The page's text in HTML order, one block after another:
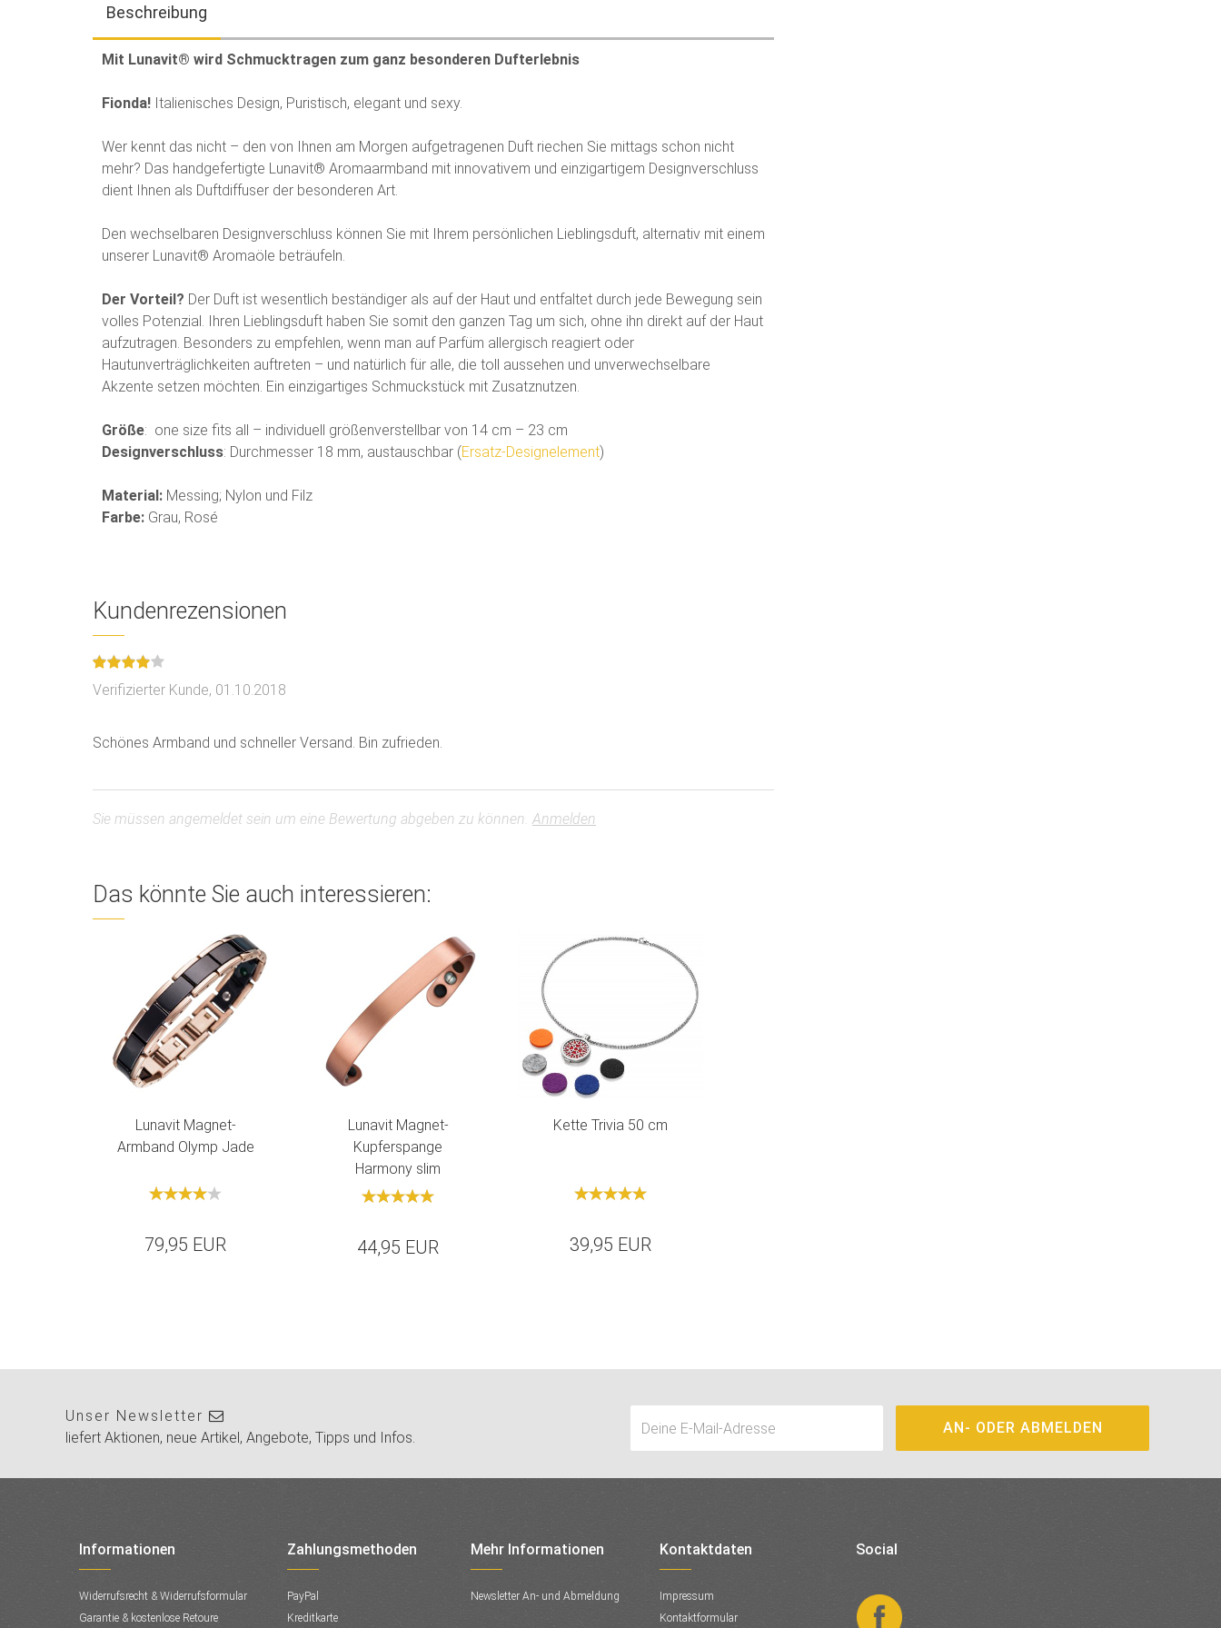
Beschreibung
Mit Lunavit® wird Schmucktragen zum ganz besonderen Dufterlebnis
Fionda! Italienisches Design, Puristisch, elegant und sexy.
Wer kennt das nicht – den von Ihnen am Morgen aufgetragenen Duft riechen Sie mittags schon nicht
mehr? Das handgefertigte Lunavit® Aromaarmband mit innovativem und einzigartigem Designverschluss
dient Ihnen als Duftdiffuser der besonderen Art.
Den wechselbaren Designverschluss können Sie mit Ihrem persönlichen Lieblingsduft, alternativ mit einem
unserer Lunavit® Aromaöle beträufeln.
Der Vorteil? Der Duft ist wesentlich beständiger als auf der Haut und entfaltet durch jede Bewegung sein
volles Potenzial. Ihren Lieblingsduft haben Sie somit den ganzen Tag um sich, ohne ihn direkt auf der Haut
aufzutragen. Besonders zu empfehlen, wenn man auf Parfüm allergisch reagiert oder
Hautunverträglichkeiten auftreten – und natürlich für alle, die toll aussehen und unverwechselbare
Akzente setzen möchten. Ein einzigartiges Schmuckstück mit Zusatznutzen.
Größe: one size fits all – individuell größenverstellbar von 14 cm – 23 cm
Designverschluss: Durchmesser 18 mm, austauschbar (Ersatz-Designelement)
Material: Messing; Nylon und Filz
Farbe: Grau, Rosé
Kundenrezensionen
Verifizierter Kunde, 01.10.2018
Sie müssen angemeldet sein um eine Bewertung abgeben zu können. Anmelden
Das könnte Sie auch interessieren:
Lunavit Magnet-
Armband Olymp Jade
79,95 EUR
Lunavit Magnet-
Kupferspange
Harmony slim
44,95 EUR
Kette Trivia 50 cm
39,95 EUR
Unser Newsletter
liefert Aktionen, neue Artikel, Angebote, Tipps und Infos.
Informationen
Widerrufsrecht & Widerrufsformular
Garantie & kostenlose Retoure
Zahlungsmethoden
PayPal
Kreditkarte
Mehr Informationen
Newsletter An- und Abmeldung
Kontaktdaten
Impressum
Kontaktformular
Social